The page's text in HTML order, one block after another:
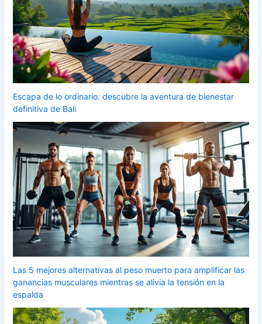
Escapa de lo ordinario: descubre la aventura de bienestar
definitiva de Bali
Las 5 mejores alternativas al peso muerto para amplificar las
ganancias musculares mientras se alivia la tensión en la
espalda